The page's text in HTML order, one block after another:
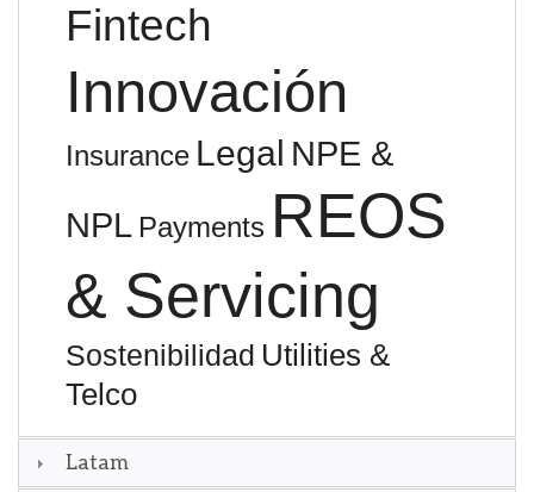
Fintech
Innovación
Insurance Legal NPE &
NPL Payments REOS
& Servicing
Sostenibilidad Utilities &
Telco
Latam